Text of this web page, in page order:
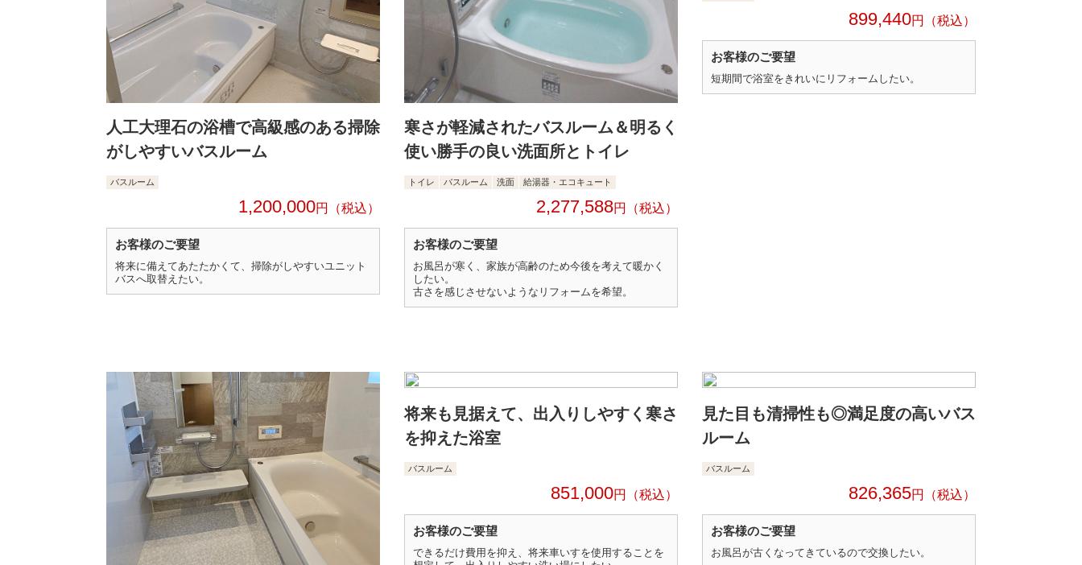
人工大理石の浴槽で高級感のある掃除
がしやすいバスルーム
バスルーム
1,200,000円
お客様のご要望
将来に備えてあたたかくて、掃除がしやすいユニット
バスへ取替えたい。
寒さが軽減されたバスルーム＆明るく
使い勝手の良い洗面所とトイレ
トイレ バスルーム 洗面 給湯器・エコキュート
2,277,588円
お客様のご要望
お風呂が寒く、家族が高齢のため今後を考えて暖かく
したい。
古さを感じさせないようなリフォームを希望。
899,440円
お客様のご要望
短期間で浴室をきれいにリフォームしたい。
将来も見据えて、出入りしやすく寒さ
を抑えた浴室
バスルーム
851,000円
お客様のご要望
できるだけ費用を抑え、将来車いすを使用することを
見た目も清掃性も◎満足度の高いバス
ルーム
バスルーム
826,365円
お客様のご要望
お風呂が古くなってきているので交換したい。